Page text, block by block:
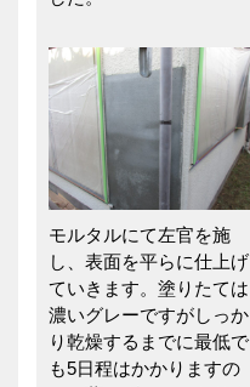
モルタルにて左官を施
し、表面を平らに仕上げ
ていきます。塗りたては
濃いグレーですがしっか
り乾燥するまでに最低で
も5日程はかかりますの